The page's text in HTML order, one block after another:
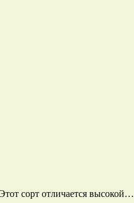
сорт отличается высокой…